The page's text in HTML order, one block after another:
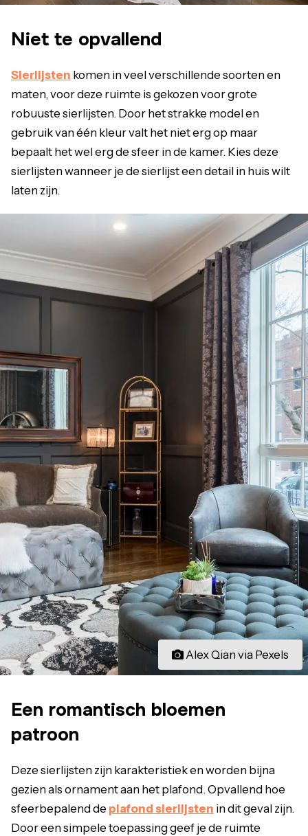
Niet te opvallend
Sierlijsten komen in veel verschillende soorten en
maten, voor deze ruimte is gekozen voor grote
robuuste sierlijsten. Door het strakke model en
gebruik van één kleur valt het niet erg op maar
bepaalt het wel erg de sfeer in de kamer. Kies deze
sierlijsten wanneer je de sierlijst een detail in huis wilt
laten zijn.
Alex Qian via Pexels
Een romantisch bloemen
patroon
Deze sierlijsten zijn karakteristiek en worden bijna
gezien als ornament aan het plafond. Opvallend hoe
sfeerbepalend de plafond sierlijsten in dit geval zijn.
Door een simpele toepassing geef je de ruimte